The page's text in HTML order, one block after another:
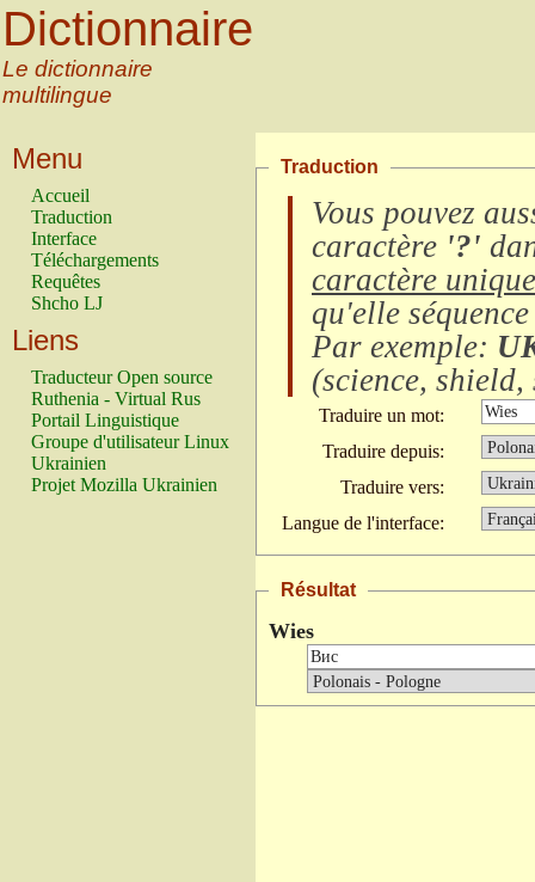
Dictionnaire
Le dictionnaire
multilingue
Menu
Accueil
Traduction
Interface
Téléchargements
Requêtes
Shcho LJ
Liens
Traducteur Open source
Ruthenia - Virtual Rus
Portail Linguistique
Groupe d'utilisateur Linux
Ukrainien
Projet Mozilla Ukrainien
Traduction
Vous pouvez
caractère '?'
caractère unique
qu'elle
Par exemple:
(science, shield,
Traduire un mot:
Traduire depuis:
Traduire vers:
Langue de l'interface:
Résultat
Wies